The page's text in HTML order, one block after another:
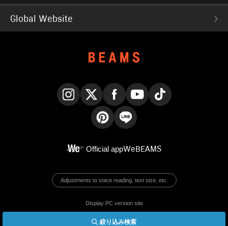
絞り込み検索
Global Website
Official appWeBEAMS
Adjustments to voice reading, text size, etc.
Display PC version site
© BEAMS Co., Ltd.